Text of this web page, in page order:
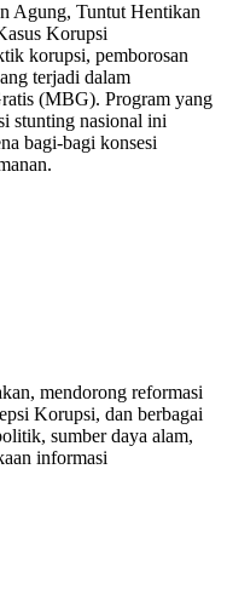
Agung, Tuntut Hentikan
Korupsi
korupsi, pemborosan
terjadi dalam
(MBG). Program yang
stunting nasional ini
bagi-bagi konsesi
mendorong reformasi
Korupsi, dan berbagai
sumber daya alam,
informasi